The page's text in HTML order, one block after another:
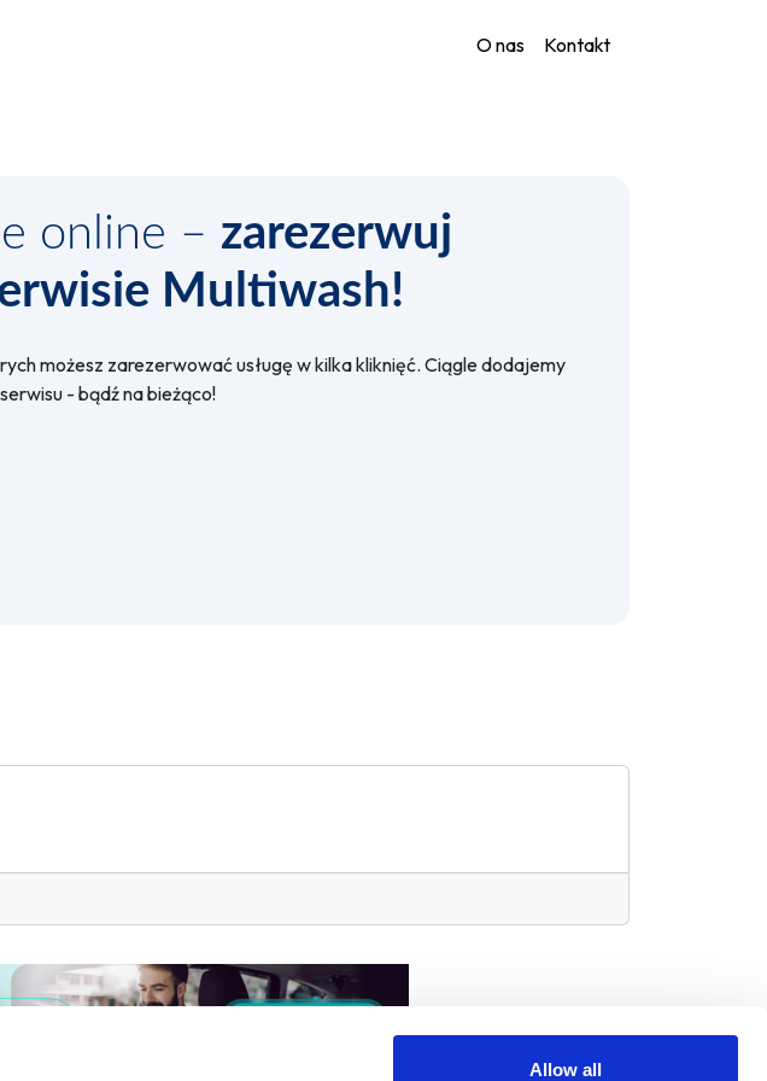
Allow all
O nas Kontakt
online – zarezerwuj
Multiwash!
możesz zarezerwować usługę w kilka kliknięć. Ciągle dodajemy
- bądź na bieżąco!